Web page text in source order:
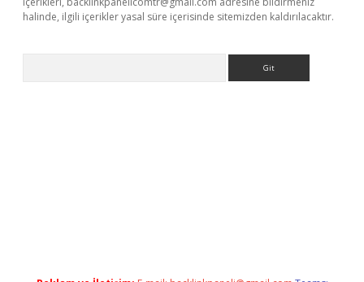
halinde, ilgili içerikler yasal süre içerisinde sitemizden kaldırılacaktır.